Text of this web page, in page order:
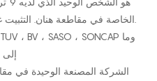
الشركة المصنعة الوحيدة في